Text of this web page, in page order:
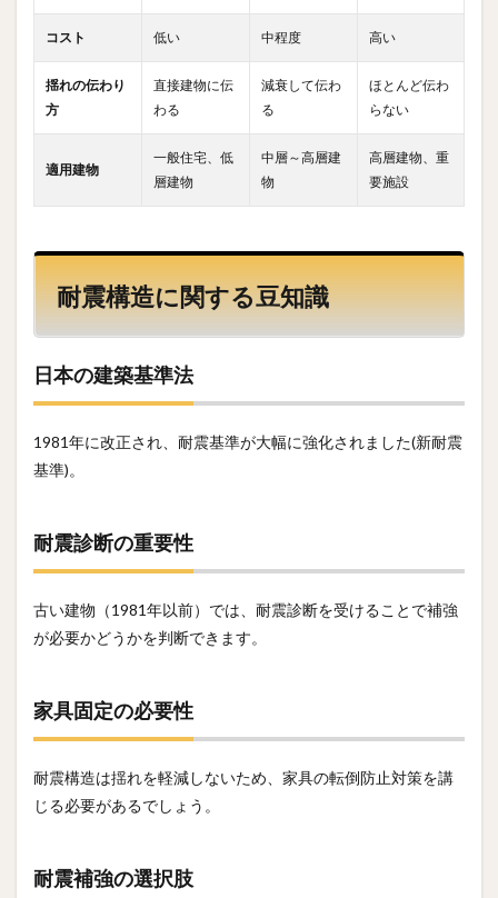
コスト 低い 中程度 高い
揺れの伝わり
方
直接建物に伝
わる
減衰して伝わ
る
ほとんど伝わ
らない
適用建物
一般住宅、低
層建物
中層～高層建
物
高層建物、重
要施設
耐震構造に関する豆知識
日本の建築基準法
1981年に改正され、耐震基準が大幅に強化されました(新耐震
基準)。
耐震診断の重要性
古い建物（1981年以前）では、耐震診断を受けることで補強
が必要かどうかを判断できます。
家具固定の必要性
耐震構造は揺れを軽減しないため、家具の転倒防止対策を講
じる必要があるでしょう。
耐震補強の選択肢